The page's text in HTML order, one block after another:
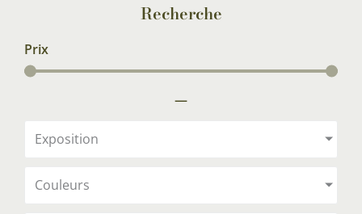
Recherche
Prix
—
Exposition
Couleurs